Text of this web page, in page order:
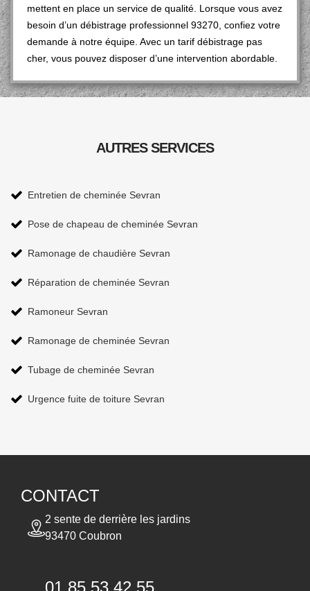
mettent en place un service de qualité. Lorsque vous avez
besoin d’un débistrage professionnel 93270, confiez votre
demande à notre équipe. Avec un tarif débistrage pas
cher, vous pouvez disposer d’une intervention abordable.
AUTRES SERVICES
Entretien de cheminée Sevran
Pose de chapeau de cheminée Sevran
Ramonage de chaudière Sevran
Réparation de cheminée Sevran
Ramoneur Sevran
Ramonage de cheminée Sevran
Tubage de cheminée Sevran
Urgence fuite de toiture Sevran
CONTACT
2 sente de derrière les jardins
93470 Coubron
01 85 53 42 55